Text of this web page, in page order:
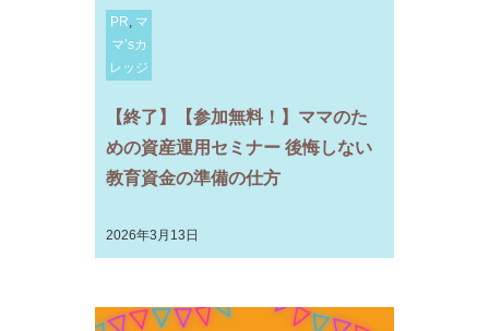
PR, マ
マ’sカ
レッジ
【終了】【参加無料！】ママのた
めの資産運用セミナー 後悔しない
教育資金の準備の仕方
2026年3月13日